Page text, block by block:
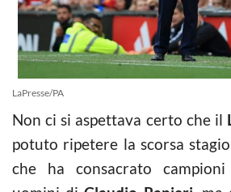
LaPresse/PA
Non ci si aspettava certo che il
potuto ripetere la scorsa
che ha consacrato